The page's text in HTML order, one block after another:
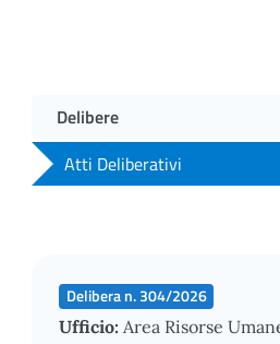
Delibere
Atti Deliberativi
Delibera n. 304/2026
Ufficio: Area Risorse